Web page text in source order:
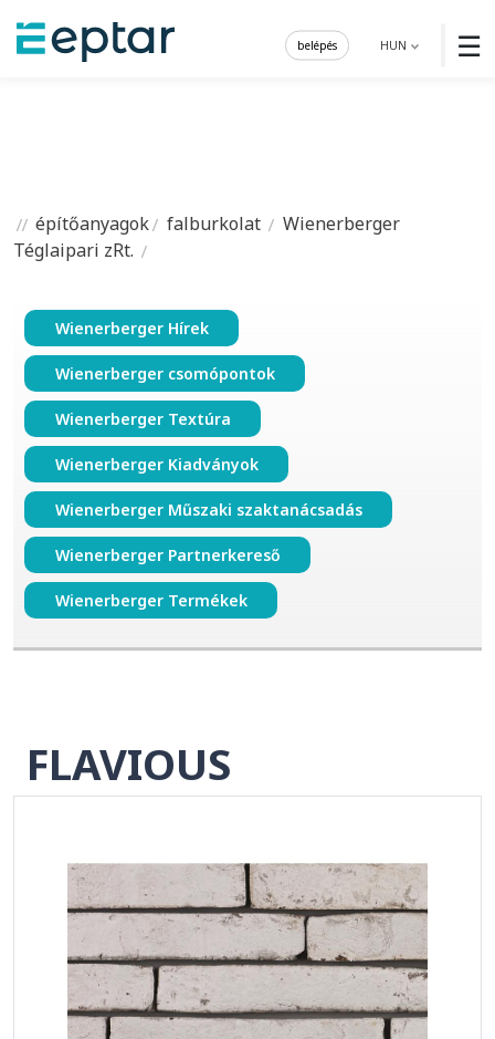
☰
HUN
belépés
építőanyagok falburkolat
Wienerberger
Téglaipari zRt.
Wienerberger Hírek
Wienerberger csomópontok
Wienerberger Textúra
Wienerberger Kiadványok
Wienerberger Műszaki szaktanácsadás
Wienerberger Partnerkereső
Wienerberger Termékek
FLAVIOUS